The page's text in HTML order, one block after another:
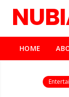
HOME